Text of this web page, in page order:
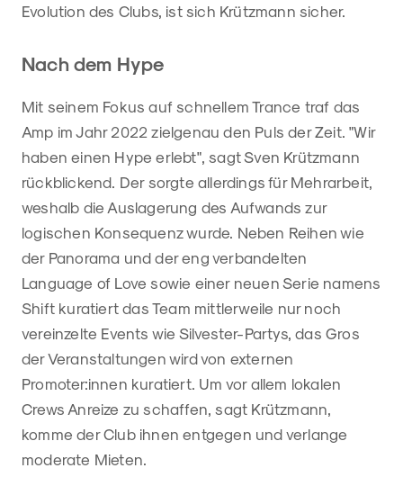
Evolution des Clubs, ist sich Krützmann sicher.
Nach dem Hype
Mit seinem Fokus auf schnellem Trance traf das
Amp im Jahr 2022 zielgenau den Puls der Zeit. "Wir
haben einen Hype erlebt", sagt Sven Krützmann
rückblickend. Der sorgte allerdings für Mehrarbeit,
weshalb die Auslagerung des Aufwands zur
logischen Konsequenz wurde. Neben Reihen wie
der Panorama und der eng verbandelten
Language of Love sowie einer neuen Serie namens
Shift kuratiert das Team mittlerweile nur noch
vereinzelte Events wie Silvester-Partys, das Gros
der Veranstaltungen wird von externen
Promoter:innen kuratiert. Um vor allem lokalen
Crews Anreize zu schaffen, sagt Krützmann,
komme der Club ihnen entgegen und verlange
moderate Mieten.